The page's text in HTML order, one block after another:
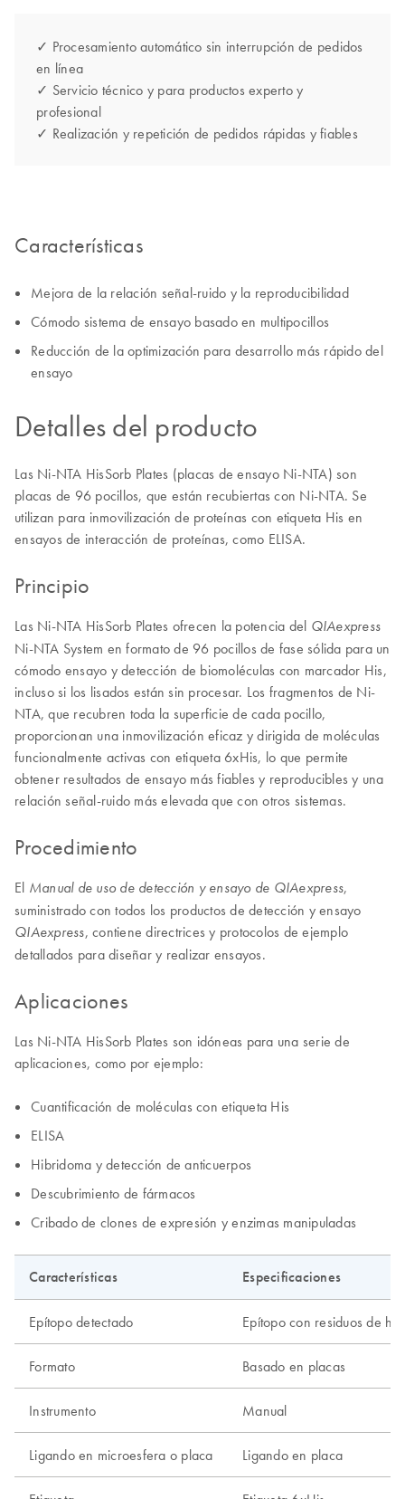
✓ Procesamiento automático sin interrupción de pedidos
en línea
✓ Servicio técnico y para productos experto y
profesional
✓ Realización y repetición de pedidos rápidas y fiables
Características
Mejora de la relación señal-ruido y la reproducibilidad
Cómodo sistema de ensayo basado en multipocillos
Reducción de la optimización para desarrollo más rápido del
ensayo
Detalles del producto
Las Ni-NTA HisSorb Plates (placas de ensayo Ni-NTA) son
placas de 96 pocillos, que están recubiertas con Ni-NTA. Se
utilizan para inmovilización de proteínas con etiqueta His en
ensayos de interacción de proteínas, como ELISA.
Principio
Las Ni-NTA HisSorb Plates ofrecen la potencia del QIAexpress
Ni-NTA System en formato de 96 pocillos de fase sólida para un
cómodo ensayo y detección de biomoléculas con marcador His,
incluso si los lisados están sin procesar. Los fragmentos de Ni-
NTA, que recubren toda la superficie de cada pocillo,
proporcionan una inmovilización eficaz y dirigida de moléculas
funcionalmente activas con etiqueta 6xHis, lo que permite
obtener resultados de ensayo más fiables y reproducibles y una
relación señal-ruido más elevada que con otros sistemas.
Procedimiento
El Manual de uso de detección y ensayo de QIAexpress,
suministrado con todos los productos de detección y ensayo
QIAexpress, contiene directrices y protocolos de ejemplo
detallados para diseñar y realizar ensayos.
Aplicaciones
Las Ni-NTA HisSorb Plates son idóneas para una serie de
aplicaciones, como por ejemplo:
Cuantificación de moléculas con etiqueta His
ELISA
Hibridoma y detección de anticuerpos
Descubrimiento de fármacos
Cribado de clones de expresión y enzimas manipuladas
Características Especificaciones
Epítopo detectado Epítopo con residuos de
Formato Basado en placas
Instrumento Manual
Ligando en microesfera o placa Ligando en placa